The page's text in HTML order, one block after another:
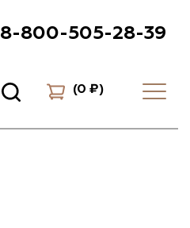
8-800-505-28-39
(0 ₽)